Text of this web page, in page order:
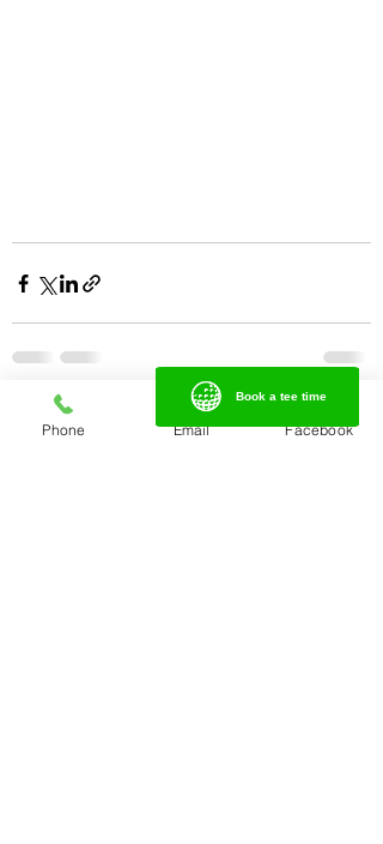
Post recenti
Phone Email Facebook
Book a tee time
Book a tee time